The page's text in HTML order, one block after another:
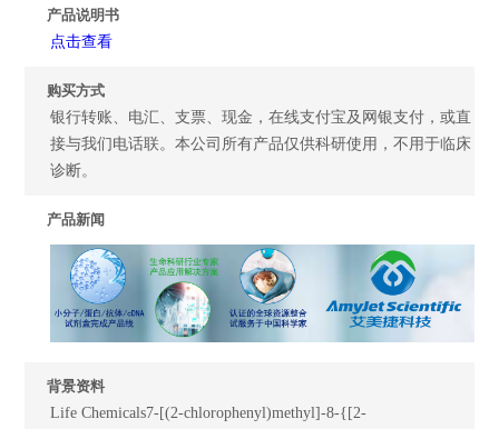
产品说明书
点击查看
购买方式
银行转账、电汇、支票、现金，在线支付宝及网银支付，或直
接与我们电话联。本公司所有产品仅供科研使用，不用于临床
诊断。
产品新闻
背景资料
Life Chemicals7-[(2-chlorophenyl)methyl]-8-{[2-